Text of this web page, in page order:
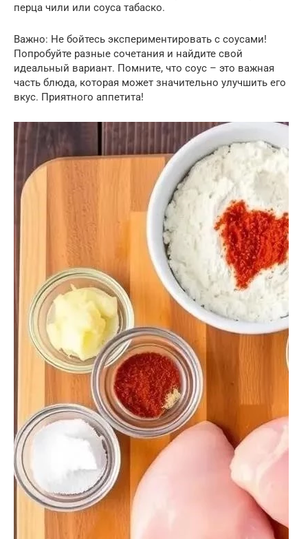
перца чили или соуса табаско.
Важно: Не бойтесь экспериментировать с соусами!
Попробуйте разные сочетания и найдите свой
идеальный вариант. Помните, что соус – это важная
часть блюда, которая может значительно улучшить его
вкус. Приятного аппетита!